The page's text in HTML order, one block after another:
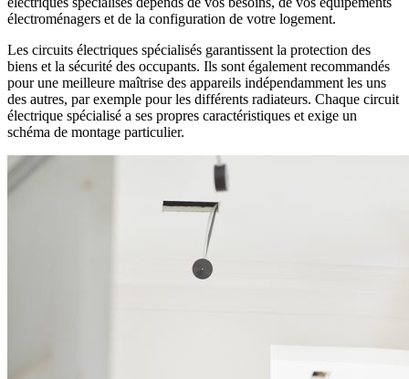
électroménagers et de la configuration de votre logement.
Les circuits électriques spécialisés garantissent la protection des
biens et la sécurité des occupants. Ils sont également recommandés
pour une meilleure maîtrise des appareils indépendamment les uns
des autres, par exemple pour les différents radiateurs. Chaque circuit
électrique spécialisé a ses propres caractéristiques et exige un
schéma de montage particulier.